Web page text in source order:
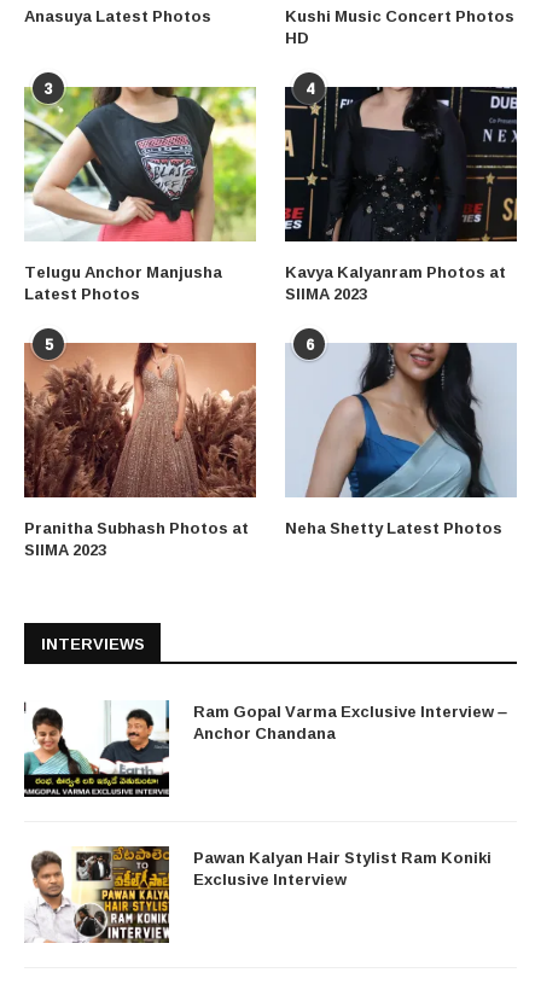
Anasuya Latest Photos Kushi Music Concert Photos
HD
3
Telugu Anchor Manjusha
Latest Photos
4
Kavya Kalyanram Photos at
SIIMA 2023
5
Pranitha Subhash Photos at
SIIMA 2023
6
Neha Shetty Latest Photos
INTERVIEWS
Ram Gopal Varma Exclusive Interview –
Anchor Chandana
Pawan Kalyan Hair Stylist Ram Koniki
Exclusive Interview